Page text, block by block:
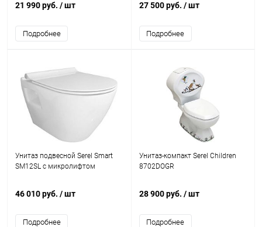
21 990 руб. / шт
Подробнее
27 500 руб. / шт
Подробнее
Унитаз подвесной Serel Smart
SM12SL с микролифтом
46 010 руб. / шт
Подробнее
Унитаз-компакт Serel Children
8702DOGR
28 900 руб. / шт
Подробнее